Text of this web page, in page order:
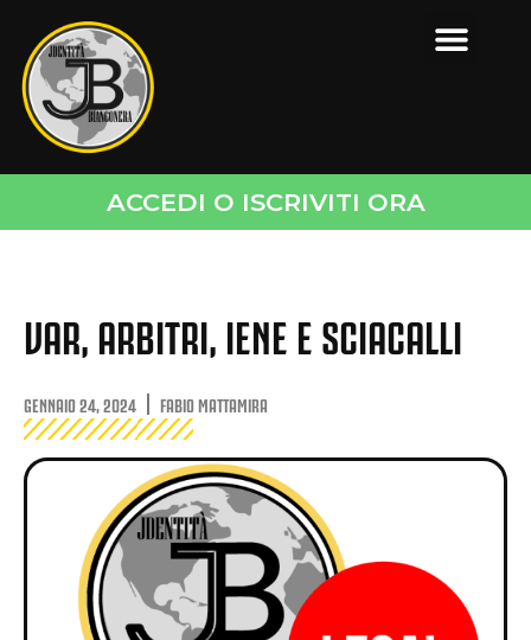
ACCEDI O ISCRIVITI ORA
VAR, ARBITRI, IENE E SCIACALLI
GENNAIO 24, 2024 FABIO MATTAMIRA